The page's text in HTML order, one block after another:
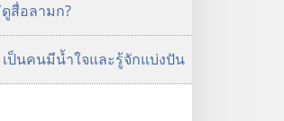
สื่อลามก?
เป็นคนมีน้ำใจและรู้จักแบ่งปัน